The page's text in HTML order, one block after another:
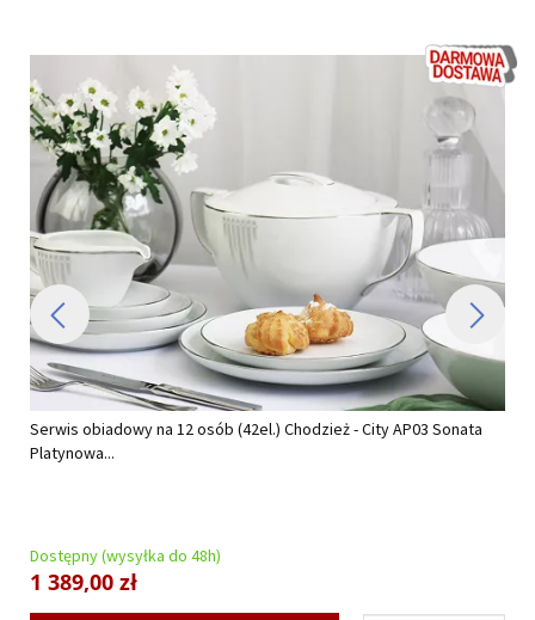
Serwis obiadowy na 12 osób (42el.) Chodzież - City AP03 Sonata
Platynowa...
Dostępny (wysyłka do 48h)
1 389,00 zł